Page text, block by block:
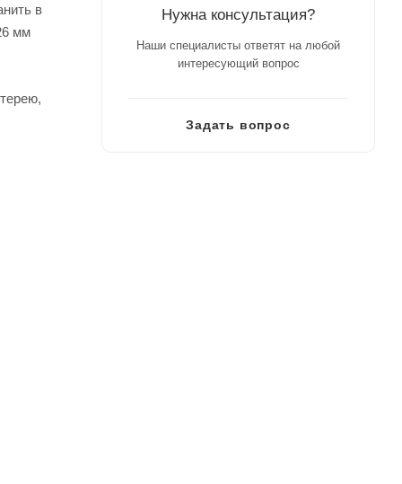
в
мм
Нужна консультация?
Наши специалисты ответят на любой
интересующий вопрос
Задать вопрос